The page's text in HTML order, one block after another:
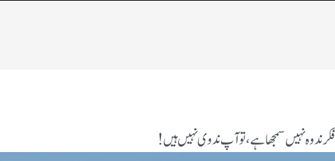
فکر ندوہ نہیں سمجھا ہے، تو آپ ندوی نہیں ہیں !